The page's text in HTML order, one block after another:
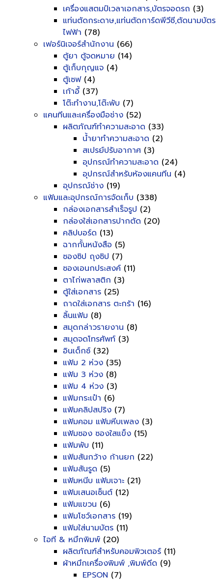
เครื่องแสตมป์เวลาเอกสาร,บัตรจอดรถ (3)
แท่นตัดกระดาษ,แท่นตัดการ์ดพีวีซี,ตัดนามบัตร
ไฟฟ้า (78)
เฟอร์นิเจอร์สำนักงาน (66)
ตู้ยา ตู้จดหมาย (14)
ตู้เก็บกุญแจ (4)
ตู้เซฟ(4)
เก้าอี้ (37)
โต๊ะทำงาน,โต๊ะพับ (7)
แคนทีนและเครื่องมือช่าง (52)
ผลิตภัณฑ์ทำความสะอาด (33)
น้ำยาทำความสะอาด (2)
สเปรย์ปรับอากาศ (3)
อุปกรณ์ทำความสะอาด (24)
อุปกรณ์สำหรับห้องแคนทีน (4)
อุปกรณ์ช่าง (19)
แฟ้มและอุปกรณ์การจัดเก็บ (338)
กล่องเอกสารสำเร็จรูป (2)
กล่องใส่เอกสารปากตัด (20)
คลิปบอร์ด (13)
ฉากกั้นหนังสือ (5)
ซองซิป ถุงซิป (7)
ซองเอนกประสงค์ (11)
ตาไก่พลาสติก (3)
ตู้ใส่เอกสาร (25)
ถาดใส่เอกสาร ตะกร้า (16)
ลิ้นแฟ้ม (8)
สมุดกล่าวรายงาน (8)
สมุดจดโทรศัพท์ (3)
อินเด็กซ์ (32)
แฟ้ม 2 ห่วง (35)
แฟ้ม 3 ห่วง (8)
แฟ้ม 4 ห่วง (3)
แฟ้มกระเป๋า (6)
แฟ้มคลิปสปริง (7)
แฟ้มคอม แฟ้มหีบเพลง (3)
แฟ้มซอง ซองใสแข็ง (15)
แฟ้มพับ (11)
แฟ้มสันกว้าง ก้านยก (22)
แฟ้มสันรูด (5)
แฟ้มหนีบ แฟ้มเจาะ (21)
แฟ้มเสนอเซ็นต์ (12)
แฟ้มแขวน (6)
แฟ้มโชว์เอกสาร (19)
แฟ้มใส่นามบัตร (11)
ไอที & หมึกพิมพ์ (20)
ผลิตภัณฑ์สำหรับคอมพิวเตอร์ (11)
ผ้าหมึกเครื่องพิมพ์ ,พิมพ์ดีด (9)
EPSON (7)